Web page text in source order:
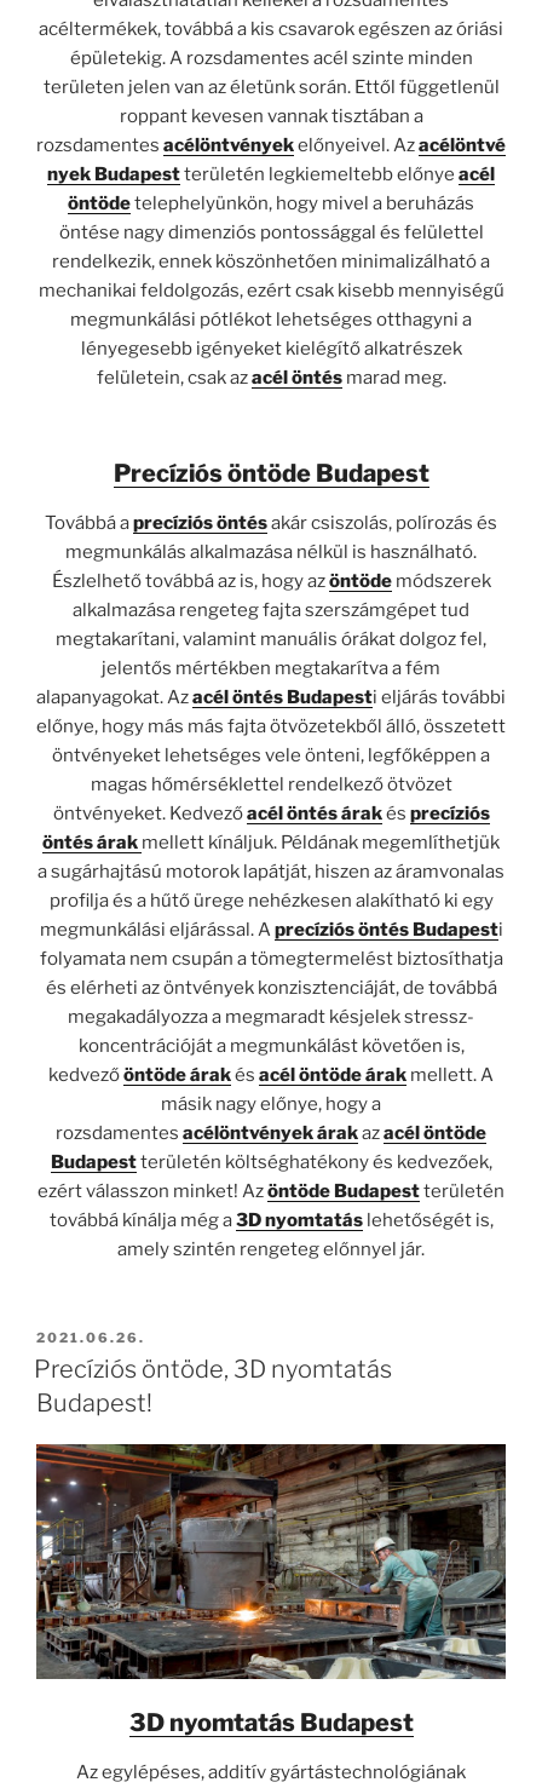
acéltermékek, továbbá a kis csavarok egészen az óriási
épületekig. A rozsdamentes acél szinte minden
területen jelen van az életünk során. Ettől függetlenül
roppant kevesen vannak tisztában a
rozsdamentes acélöntvényekelőnyeivel. Azacélöntvé
nyek Budapestterületén legkiemeltebb előnye acél
öntödetelephelyünkön, hogy mivel a beruházás
öntése nagy dimenziós pontossággal és felülettel
rendelkezik, ennek köszönhetően minimalizálható a
mechanikai feldolgozás, ezért csak kisebb mennyiségű
megmunkálási pótlékot lehetséges otthagyni a
lényegesebb igényeket kielégítő alkatrészek
felületein, csak azacél öntésmarad meg.
Precíziós öntöde Budapest
Továbbá aprecíziós öntésakár csiszolás, polírozás és
megmunkálás alkalmazása nélkül is használható.
Észlelhető továbbá az is, hogy azöntödemódszerek
alkalmazása rengeteg fajta szerszámgépet tud
megtakarítani, valamint manuális órákat dolgoz fel,
jelentős mértékben megtakarítva a fém
alapanyagokat. Azacél öntés Budapesti eljárás további
előnye, hogy más más fajta ötvözetekből álló, összetett
öntvényeket lehetséges vele önteni, legfőképpen a
magas hőmérséklettel rendelkező ötvözet
öntvényeket. Kedvezőacél öntés árakés precíziós
öntés árak mellett kínáljuk. Példának megemlíthetjük
a sugárhajtású motorok lapátját, hiszen az áramvonalas
profilja és a hűtő ürege nehézkesen alakítható ki egy
megmunkálási eljárással. Aprecíziós öntés Budapesti
folyamata nem csupán a tömegtermelést biztosíthatja
és elérheti az öntvények konzisztenciáját, de továbbá
megakadályozza a megmaradt késjelek stressz-
koncentrációját a megmunkálást követően is,
kedvezőöntöde árakés acél öntöde árak mellett. A
másik nagy előnye, hogy a
rozsdamentes acélöntvények árakazacél öntöde
Budapestterületén költséghatékony és kedvezőek,
ezért válasszon minket! Azöntöde Budapestterületén
továbbá kínálja még a3D nyomtatáslehetőségét is,
amely szintén rengeteg előnnyel jár.
BEKÜLDVE:
2021.06.26.
Precíziós öntöde, 3D nyomtatás
Budapest!
3D nyomtatás Budapest
Az egylépéses, additív gyártástechnológiának